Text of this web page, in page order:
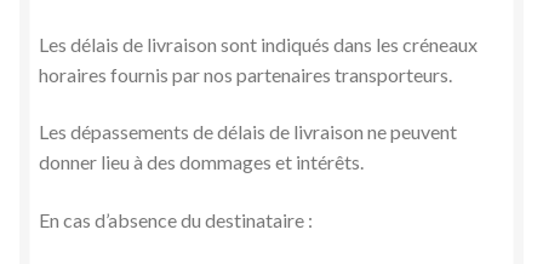
Les délais de livraison sont indiqués dans les créneaux
horaires fournis par nos partenaires transporteurs.
Les dépassements de délais de livraison ne peuvent
donner lieu à des dommages et intérêts.
En cas d’absence du destinataire :